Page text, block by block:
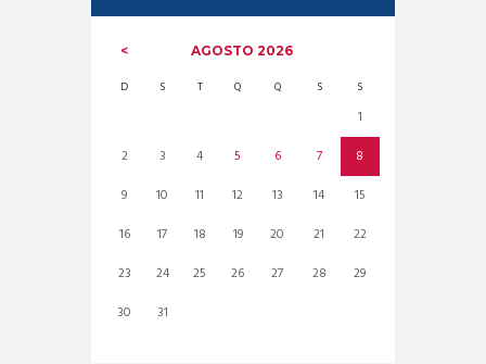
AGOSTO2026
D S T Q Q S S
1
2
3 4 5 6 7
8
9
10 11 12 13 14
15
16
17 18 19 20 21
22
23
24 25 26 27 28
29
30
31